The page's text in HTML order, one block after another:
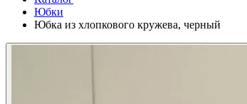
Юбки
Юбка из хлопкового кружева, черный